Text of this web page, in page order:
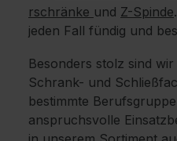
rschränke und Z-Spinde
jeden Fall fündig und
Besonders stolz sind
Schrank- und
bestimmte
anspruchsvolle